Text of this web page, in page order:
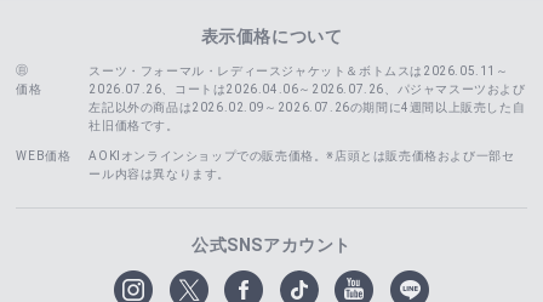
表示価格について
価格
スーツ・フォーマル・レディースジャケット＆ボトムスは2026.05.11～
2026.07.26、コートは2026.04.06～2026.07.26、
パジャマスーツおよび
左記以外の商品は2026.02.09～2026.07.26の期間に4週間以上販売した自
社旧価格です。
WEB価格
AOKIオンラインショップでの販売価格。※店頭とは販売価格および一部セ
ール内容は異なります。
公式SNSアカウント